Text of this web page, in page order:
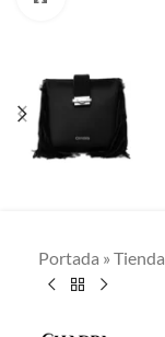
Portada » Tienda